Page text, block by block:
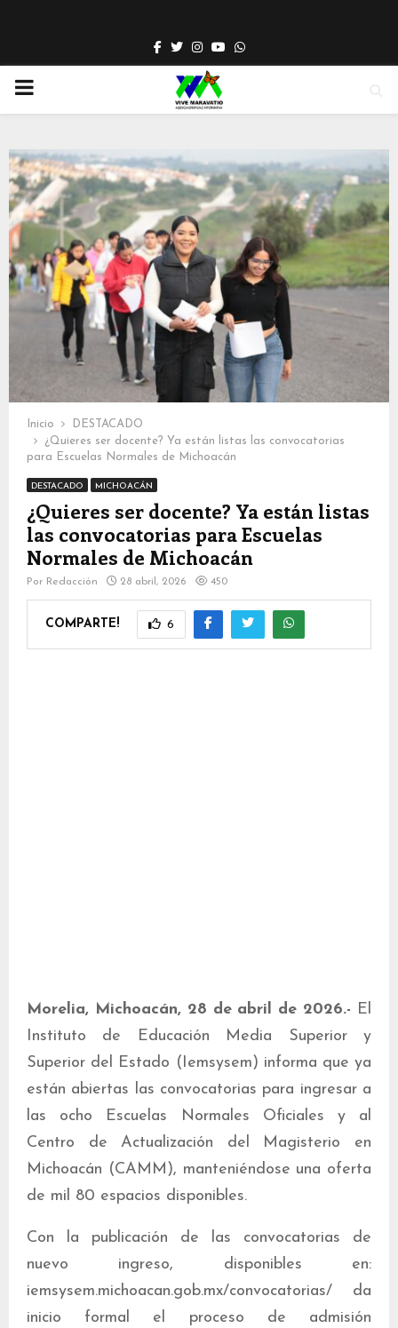
Facebook
TwitterInstagram
YoutubeWhatsapp
PRIMARY
Inicio
DESTACADO
¿Quieres ser docente? Ya están listas las convocatorias
para Escuelas Normales de Michoacán
DESTACADO MICHOACÁN
¿Quieres ser docente? Ya están listas
las convocatorias para Escuelas
Normales de Michoacán
Por Redacción 28 abril, 2026 450
COMPARTE! 6
Morelia, Michoacán, 28 de abril de 2026.- El
Instituto de Educación Media Superior y
Superior del Estado (Iemsysem) informa que ya
están abiertas las convocatorias para ingresar a
las ocho Escuelas Normales Oficiales y al
Centro de Actualización del Magisterio en
Michoacán (CAMM), manteniéndose una oferta
de mil 80 espacios disponibles.
Con la publicación de las convocatorias de
nuevo ingreso, disponibles en:
iemsysem.michoacan.gob.mx/convocatorias/ da
inicio formal el proceso de admisión